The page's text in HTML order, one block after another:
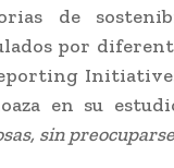
de
por
en su
sin